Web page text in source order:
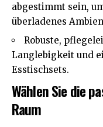
abgestimmt sein,
überladenes
Robuste,
Langlebigkeit und
Esstischsets.
Wählen Sie die
Raum